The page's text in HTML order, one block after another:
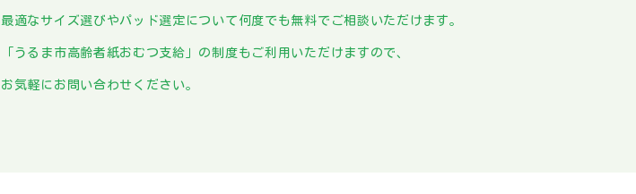
最適なサイズ選びやパッド選定について何度でも無料でご相談いただけます。
「うるま市高齢者紙おむつ支給」の制度もご利用いただけますので、
お気軽にお問い合わせください。